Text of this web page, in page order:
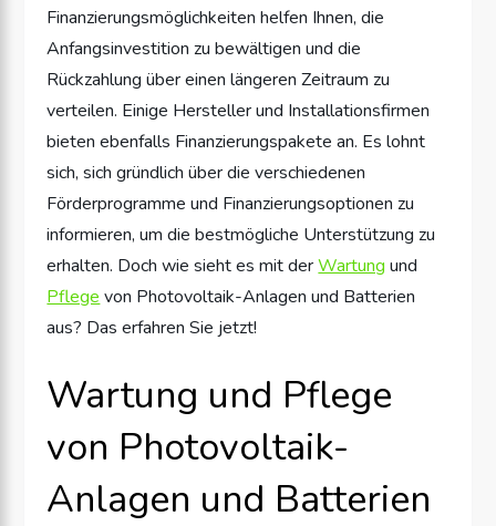
Finanzierungsmöglichkeiten helfen Ihnen, die
Anfangsinvestition zu bewältigen und die
Rückzahlung über einen längeren Zeitraum zu
verteilen. Einige Hersteller und Installationsfirmen
bieten ebenfalls Finanzierungspakete an. Es lohnt
sich, sich gründlich über die verschiedenen
Förderprogramme und Finanzierungsoptionen zu
informieren, um die bestmögliche Unterstützung zu
erhalten. Doch wie sieht es mit derWartung und
Pflege von Photovoltaik-Anlagen und Batterien
aus? Das erfahren Sie jetzt!
Wartung und Pflege
von Photovoltaik-
Anlagen und Batterien